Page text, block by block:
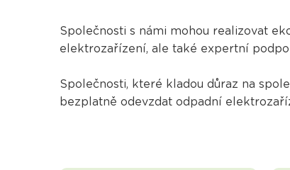
Společnosti s námi mohou realizovat
elektrozařízení, ale také expertní
Společnosti, které kladou důraz na
bezplatně odevzdat odpadní